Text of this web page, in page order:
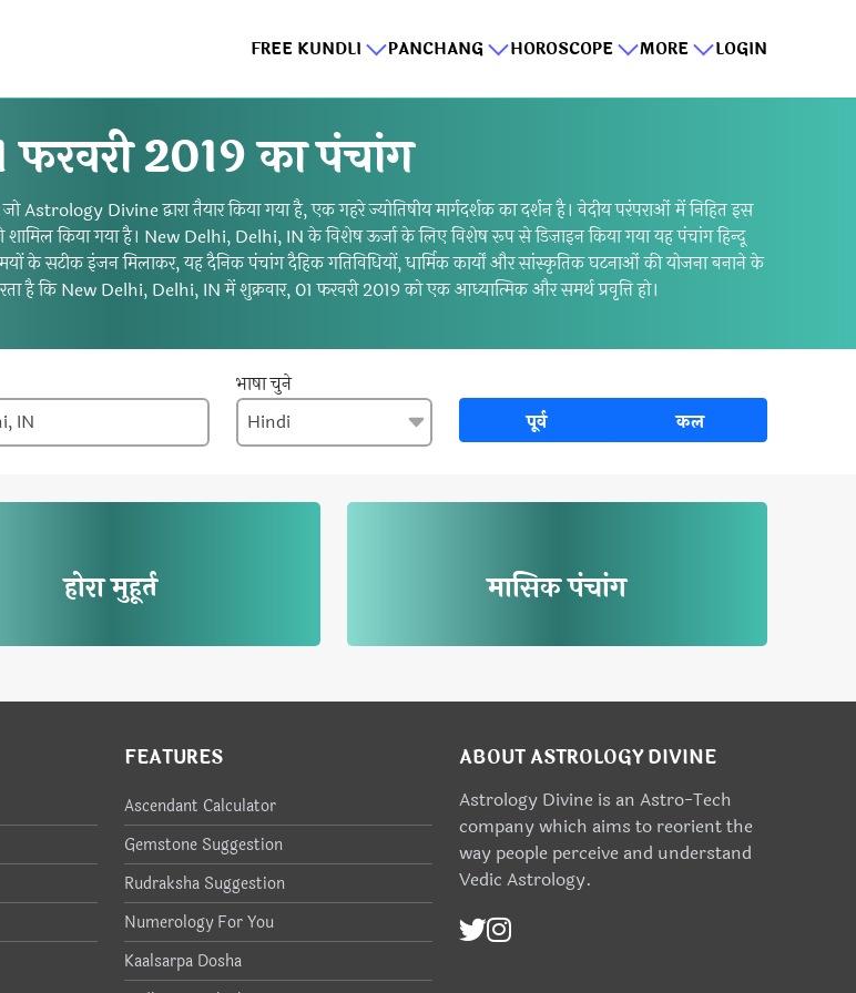
FREE KUNDLI PANCHANG HOROSCOPE MORE LOGIN
फरवरी 2019 का पंचांग
Divine द्वारा तैयार किया गया है, एक गहरे ज्योतिषीय मार्गदर्शक का दर्शन है। वेदीय परंपराओं में निहित इस
शामिल किया गया है। New Delhi, Delhi, IN के विशेष ऊर्जा के लिए विशेष रूप से डिज़ाइन किया गया यह पंचांग हिन्दू
इंजन मिलाकर, यह दैनिक पंचांग दैहिक गतिविधियों, धार्मिक कार्यों और सांस्कृतिक घटनाओं की योजना बनाने के
है कि New Delhi, Delhi, IN में शुक्रवार, 01 फरवरी 2019 को एक आध्यात्मिक और समर्थ प्रवृत्ति हो।
भाषा चुने
पूर्व
कल
होरा मुहूर्त मासिक पंचांग
FEATURES
Ascendant Calculator
Gemstone Suggestion
Rudraksha Suggestion
Numerology For You
Kaalsarpa Dosha
ABOUT ASTROLOGY DIVINE
Astrology Divine is an Astro-Tech
company which aims to reorient the
way people perceive and understand
Vedic Astrology.